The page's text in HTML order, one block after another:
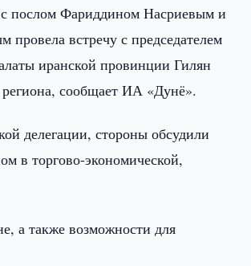
с послом Фариддином Насриевым и
встречу с председателем
иранской провинции Гилян
сообщает ИА «Дунё».
делегации, стороны обсудили
в торгово-экономической,
а также возможности для